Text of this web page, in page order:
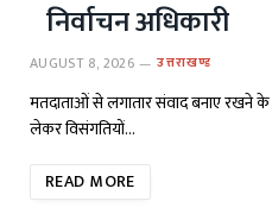
निर्वाचन अधिकारी
AUGUST 8, 2026 उत्तराखण्ड
मतदाताओं से लगातार संवाद बनाए रखने के
लेकर विसंगतियों…
READ MORE